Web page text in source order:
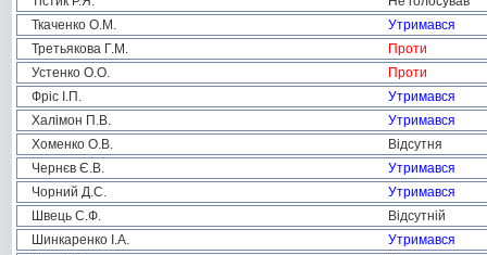
Ткаченко О.М.
Утримався
Третьякова Г.М.
Проти
Устенко О.О.
Проти
Фріс І.П.
Утримався
Халімон П.В.
Утримався
Хоменко О.В.
Відсутня
Чернєв Є.В.
Утримався
Чорний Д.С.
Утримався
Швець С.Ф.
Відсутній
Шинкаренко І.А.
Утримався